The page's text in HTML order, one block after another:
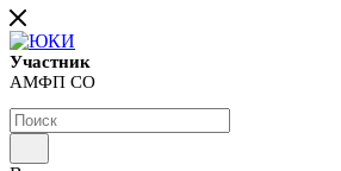
Участник
АМФП СО